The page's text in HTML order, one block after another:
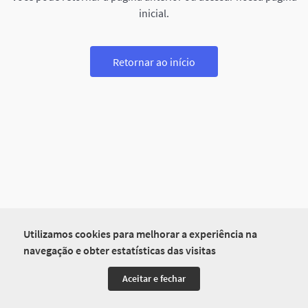
Utilizamos cookies para melhorar a experiência na
navegação e obter estatísticas das visitas
Aceitar e fechar
inicial.
Retornar ao início